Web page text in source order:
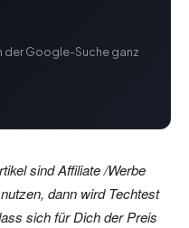
der Google-Suche ganz
sind Affiliate /Werbe
dann wird Techtest
sich für Dich der Preis